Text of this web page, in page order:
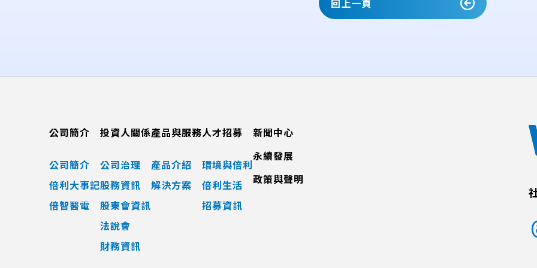
回上一頁
公司簡介
公司簡介
倍利大事記
倍智醫電
投資人關係
公司治理
股務資訊
股東會資訊
法說會
財務資訊
產品與服務
產品介紹
解決方案
人才招募
環境與倍利
倍利生活
招募資訊
新聞中心
永續發展
政策與聲明